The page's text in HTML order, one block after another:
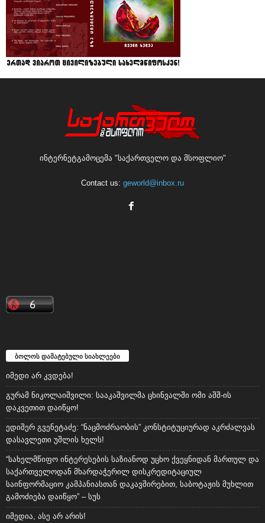
ინტერნეტგამოცემა "საქართველო და მსოფლიო"
Contact us: geworld@inbox.ru
ბოლოს დამატებული სიახლეები
იმედი არ კვდება!
გურამ ნიკოლაიშვილი: სააკაშვილმა ცხინვალში ომი აშშ-ის
დაკვეთით დაიწყო!
ედიშერ გვენეტაძე: “ნაცმოძრაობის” კონსტიტუციურად აკრძალვას
დასავლეთი უშლის ხელს!
“სახელმწიფო ინტერესების საზიანოდ უცხო ქვეყნიდან მართულ და
საქართველოდან მხარდაჭერილ დისკრედიტაციულ
საინფორმაციო კამპანიასთან დაკავშირებით, საბოტაჟის მუხლით
გამოძიება დაიწყო” – სუს
იმედია, ასე არ არის!